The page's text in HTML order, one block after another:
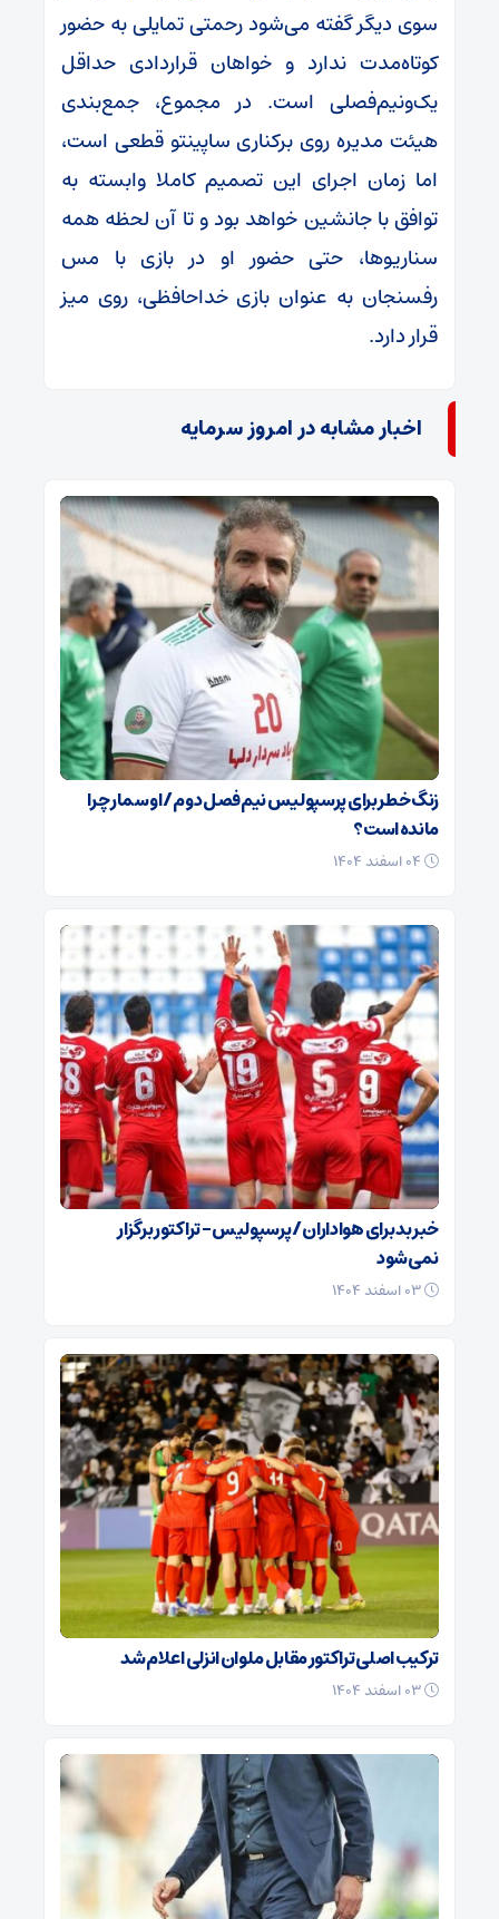
سوی دیگر گفته می‌شود رحمتی تمایلی به حضور
کوتاه‌مدت ندارد و خواهان قراردادی حداقل
یک‌ونیم‌فصلی است. در مجموع، جمع‌بندی
هیئت مدیره روی برکناری ساپینتو قطعی است،
اما زمان اجرای این تصمیم کاملا وابسته به
توافق با جانشین خواهد بود و تا آن لحظه همه
سناریوها، حتی حضور او در بازی با مس
رفسنجان به عنوان بازی خداحافظی، روی میز
قرار دارد.
اخبار مشابه در امروز سرمایه
زنگ خطر برای پرسپولیس نیم‌فصل دوم / اوسمار چرا
مانده است؟
خبر بد برای هواداران / پرسپولیس – تراکتور برگزار
نمی‌شود
ترکیب اصلی تراکتور مقابل ملوان انزلی اعلام شد